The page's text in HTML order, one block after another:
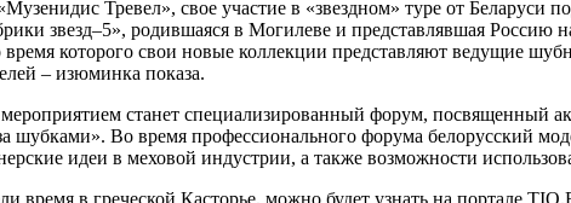
Тревел», свое участие в «звездном» туре от Беларуси
звезд–5», родившаяся в Могилеве и представлявшая Россию
которого свои новые коллекции представляют ведущие
– изюминка показа.
станет специализированный форум, посвященный
шубками». Во время профессионального форума белорусский
идеи в меховой индустрии, а также возможности
время в греческой Касторье, можно будет узнать на портале